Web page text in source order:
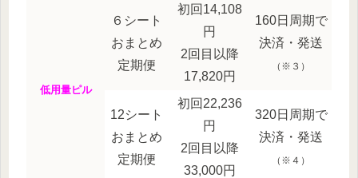
低用量ピル
６シート
おまとめ
定期便
初回14,108
円
2回目以降
17,820円
160日周期で
決済・発送
（※３）
12シート
おまとめ
定期便
初回22,236
円
2回目以降
33,000円
320日周期で
決済・発送
（※４）